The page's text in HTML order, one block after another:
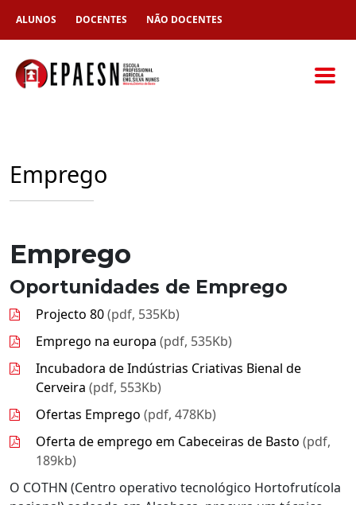
ALUNOS DOCENTES NÃO DOCENTES
Emprego
Emprego
Oportunidades de Emprego
Projecto 80(pdf, 535Kb)
Emprego na europa (pdf, 535Kb)
Incubadora de Indústrias Criativas Bienal de
Cerveira (pdf, 553Kb)
Ofertas Emprego (pdf, 478Kb)
Oferta de emprego em Cabeceiras de Basto (pdf,
189kb)
O COTHN (Centro operativo tecnológico Hortofrutícola